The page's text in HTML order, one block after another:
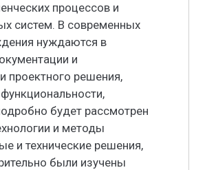
процессов и
систем. В современных
нуждаются в
и
проектного решения,
будет рассмотрен
и методы
и технические решения,
были изучены